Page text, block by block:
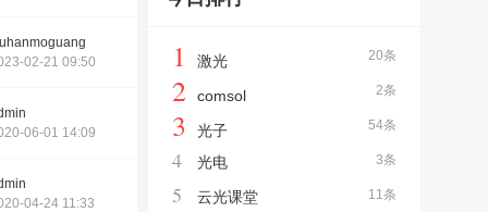
02-21 09:50
06-01 14:09
04-24 11:33
20条
1 激光
2条
2 comsol
54条
3 光子
3条
4 光电
11条
5 云光课堂